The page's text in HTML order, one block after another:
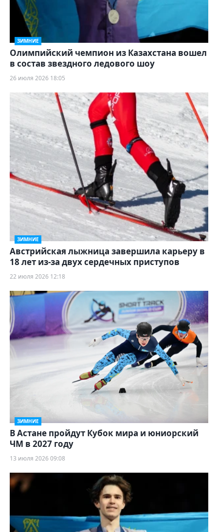
ЗИМНИЕ
Олимпийский чемпион из Казахстана вошел
в состав звездного ледового шоу
26 июля 2026 18:05
ЗИМНИЕ
Австрийская лыжница завершила карьеру в
18 лет из‑за двух сердечных приступов
22 июля 2026 12:18
ЗИМНИЕ
В Астане пройдут Кубок мира и юниорский
ЧМ в 2027 году
13 июля 2026 09:08